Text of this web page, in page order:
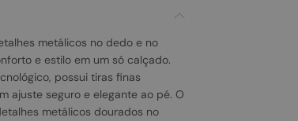
metálicos no dedo e no
e estilo em um só calçado.
possui tiras finas
ajuste seguro e elegante ao pé. O
metálicos dourados no